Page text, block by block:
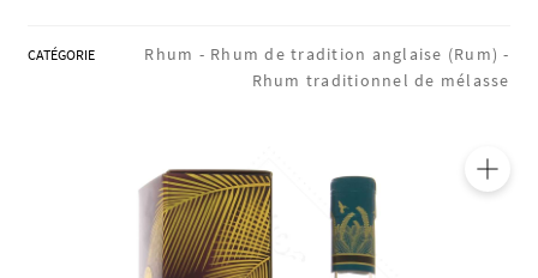
CATÉGORIE Rhum - Rhum de tradition anglaise (Rum) -
Rhum traditionnel de mélasse